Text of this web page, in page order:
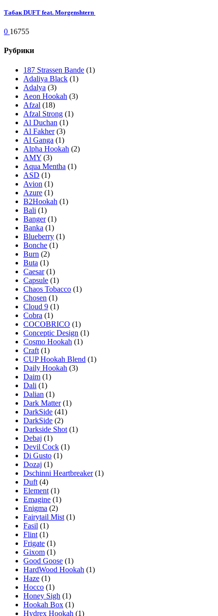
Табак DUFT feat. Morgenshtern
0 16755
Рубрики
187 Strassen Bande (1)
Adaliya Black (1)
Adalya (3)
Aeon Hookah (3)
Afzal (18)
Afzal Strong (1)
Al Duchan (1)
Al Fakher(3)
Al Ganga (1)
Alpha Hookah (2)
AMY (3)
Aqua Mentha (1)
ASD (1)
Avion (1)
Azure (1)
B2Hookah (1)
Bali (1)
Banger(1)
Banka (1)
Blueberry (1)
Bonche (1)
Burn (2)
Buta (1)
Caesar(1)
Capsule (1)
Chaos Tobacco (1)
Chosen (1)
Cloud 9 (1)
Cobra (1)
COCOBRICO (1)
Conceptic Design (1)
Cosmo Hookah (1)
Craft (1)
CUP Hookah Blend (1)
Daily Hookah (3)
Daim (1)
Dali (1)
Dalian (1)
Dark Matter(1)
DarkSide (41)
DarkSide (2)
Darkside Shot (1)
Debaj (1)
Devil Cock (1)
Di Gusto (1)
Dozaj (1)
Dschinni Heartbreaker(1)
Duft (4)
Element (1)
Emagine (1)
Enigma (2)
Fairytail Mist (1)
Fasil (1)
Flint (1)
Frigate (1)
Gixom (1)
Good Goose (1)
HardWood Hookah (1)
Haze (1)
Hocco (1)
Honey Sigh (1)
Hookah Box (1)
Hydrex Hookah (1)